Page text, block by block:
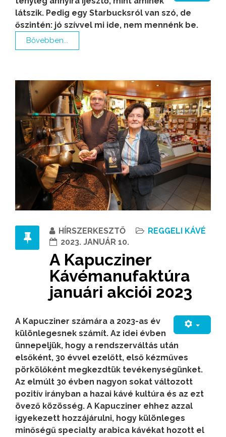
látszik. Pedig egy Starbucksról van szó, de
őszintén: jó szívvel mi ide, nem mennénk be.
Bővebben...
HÍRSZERKESZTŐ
REGGELI KÁVÉ
2023. JANUÁR 10.
A Kapucziner
Kávémanufaktúra
januári akciói 2023
A Kapucziner számára a 2023-as év
különlegesnek számít. Az idei évben
ünnepeljük, hogy a rendszerváltás után
elsőként, 30 évvel ezelőtt, első kézműves
pörkölőként megkezdtük tevékenységünket.
Az elmúlt 30 évben nagyon sokat változott
pozitív irányban a hazai kávé kultúra és az ezt
övező közösség. A Kapucziner ehhez azzal
igyekezett hozzájárulni, hogy különleges
minőségű specialty arabica kávékat hozott el